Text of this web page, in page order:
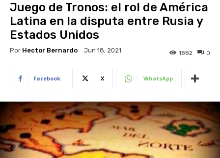
Juego de Tronos: el rol de América
Latina en la disputa entre Rusia y
Estados Unidos
Por Hector Bernardo Jun 18, 2021 0
1882
Facebook X WhatsApp